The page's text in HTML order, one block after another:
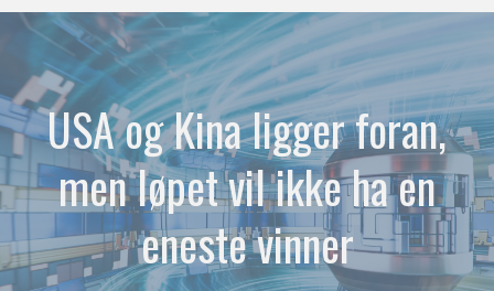
USA og Kina ligger foran,
men løpet vil ikke ha en
eneste vinner